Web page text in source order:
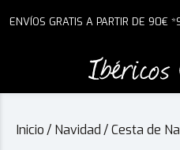
ENVÍOS GRATIS A PARTIR DE 90€
Inicio / Navidad /Cesta de